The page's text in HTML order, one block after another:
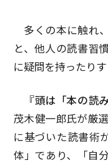
多くの本に触れ
と、他人の読書習
に疑問を持ったりす
『頭は「本の読
茂木健一郎氏が厳
に基づいた読書術
体」であり、「自